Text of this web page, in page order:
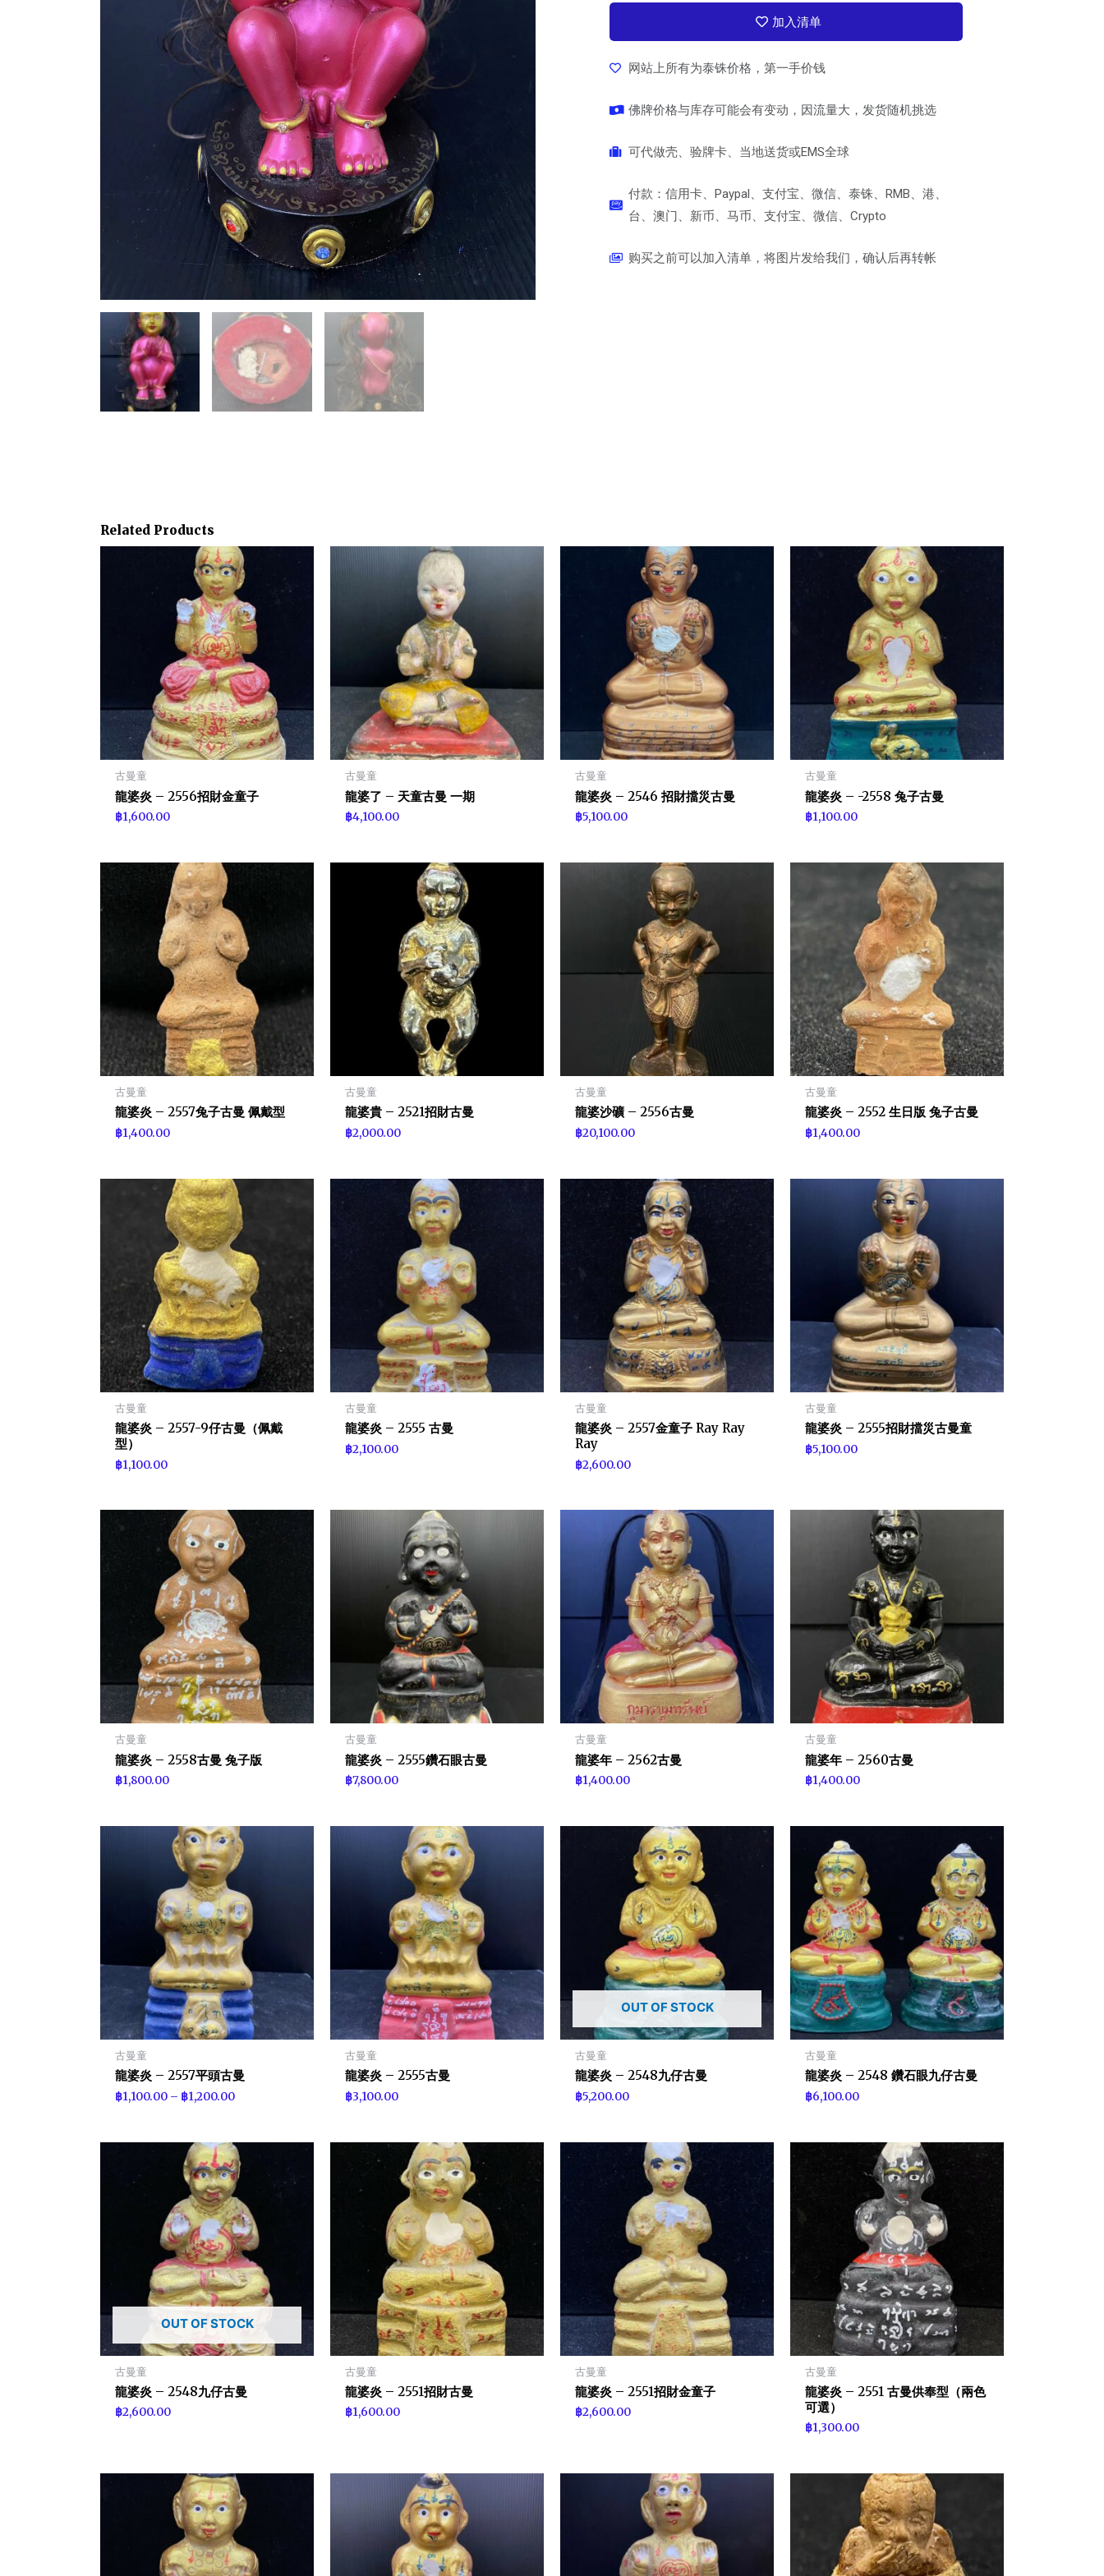
加入清单
网站上所有为泰铢价格，第一手价钱
佛牌价格与库存可能会有变动，因流量大，发货随机挑选
可代做壳、验牌卡、当地送货或EMS全球
付款：信用卡、Paypal、支付宝、微信、泰铢、RMB、港、
台、澳门、新币、马币、支付宝、微信、Crypto
购买之前可以加入清单，将图片发给我们，确认后再转帐
Related Products
古曼童
龍婆炎 – 2556招財金童子
฿1,600.00
古曼童
龍婆了 – 天童古曼 一期
฿4,100.00
古曼童
龍婆炎 – 2546 招財擋災古曼
฿5,100.00
古曼童
龍婆炎 – -2558 兔子古曼
฿1,100.00
古曼童
龍婆炎 – 2557兔子古曼 佩戴型
฿1,400.00
古曼童
龍婆貴 – 2521招財古曼
฿2,000.00
古曼童
龍婆沙礦 – 2556古曼
฿20,100.00
古曼童
龍婆炎 – 2552 生日版 兔子古曼
฿1,400.00
古曼童
龍婆炎 – 2557-9仔古曼（佩戴
型）
฿1,100.00
古曼童
龍婆炎 – 2555 古曼
฿2,100.00
古曼童
龍婆炎 – 2557金童子 Ray Ray
Ray
฿2,600.00
古曼童
龍婆炎 – 2555招財擋災古曼童
฿5,100.00
古曼童
龍婆炎 – 2558古曼 兔子版
฿1,800.00
古曼童
龍婆炎 – 2555鑽石眼古曼
฿7,800.00
古曼童
龍婆年 – 2562古曼
฿1,400.00
古曼童
龍婆年 – 2560古曼
฿1,400.00
古曼童
龍婆炎 – 2557平頭古曼
฿1,100.00 – ฿1,200.00
古曼童
龍婆炎 – 2555古曼
฿3,100.00
OUT OF STOCK
古曼童
龍婆炎 – 2548九仔古曼
฿5,200.00
古曼童
龍婆炎 – 2548 鑽石眼九仔古曼
฿6,100.00
OUT OF STOCK
古曼童
龍婆炎 – 2548九仔古曼
฿2,600.00
古曼童
龍婆炎 – 2551招財古曼
฿1,600.00
古曼童
龍婆炎 – 2551招財金童子
฿2,600.00
古曼童
龍婆炎 – 2551 古曼供奉型（兩色
可選）
฿1,300.00